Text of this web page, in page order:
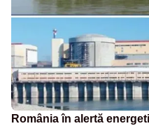
România în alertă